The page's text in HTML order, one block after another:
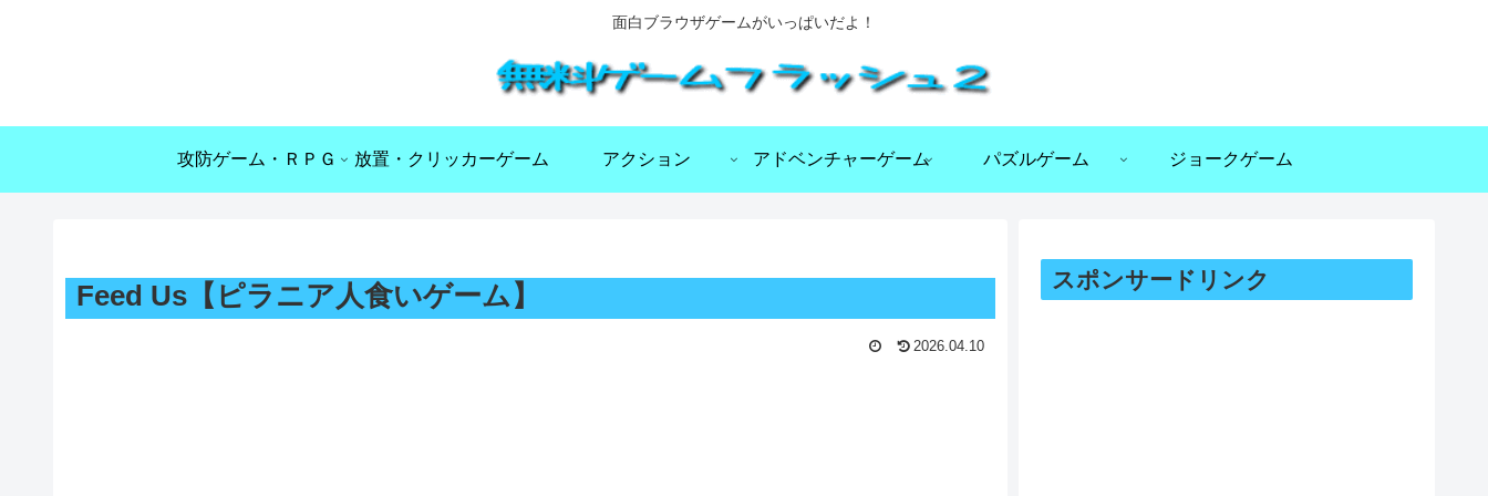
面白ブラウザゲームがいっぱいだよ！
攻防ゲーム・ＲＰＧ 放置・クリッカーゲーム アクション アドベンチャーゲーム パズルゲーム ジョークゲーム
Feed Us【ピラニア人食いゲーム】
2026.04.10
スポンサードリンク